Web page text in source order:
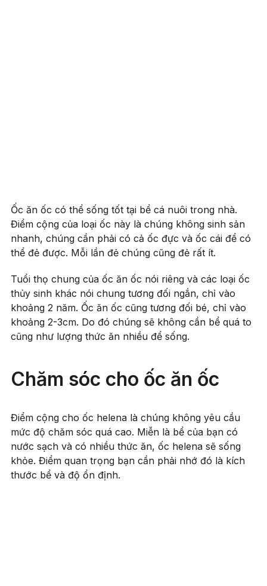
Ốc ăn ốc có thể sống tốt tại bể cá nuôi trong nhà.
Điểm cộng của loại ốc này là chúng không sinh sản
nhanh, chúng cần phải có cả ốc đực và ốc cái để có
thể đẻ được. Mỗi lần đẻ chúng cũng đẻ rất ít.
Tuổi thọ chung của ốc ăn ốc nói riêng và các loại ốc
thủy sinh khác nói chung tương đối ngắn, chỉ vào
khoảng 2 năm. Ốc ăn ốc cũng tương đối bé, chỉ vào
khoảng 2-3cm. Do đó chúng sẽ không cần bể quá to
cũng như lượng thức ăn nhiều để sống.
Chăm sóc cho ốc ăn ốc
Điểm cộng cho ốc helena là chúng không yêu cầu
mức độ chăm sóc quá cao. Miễn là bể của bạn có
nước sạch và có nhiều thức ăn, ốc helena sẽ sống
khỏe. Điểm quan trọng bạn cần phải nhớ đó là kích
thước bể và độ ổn định.